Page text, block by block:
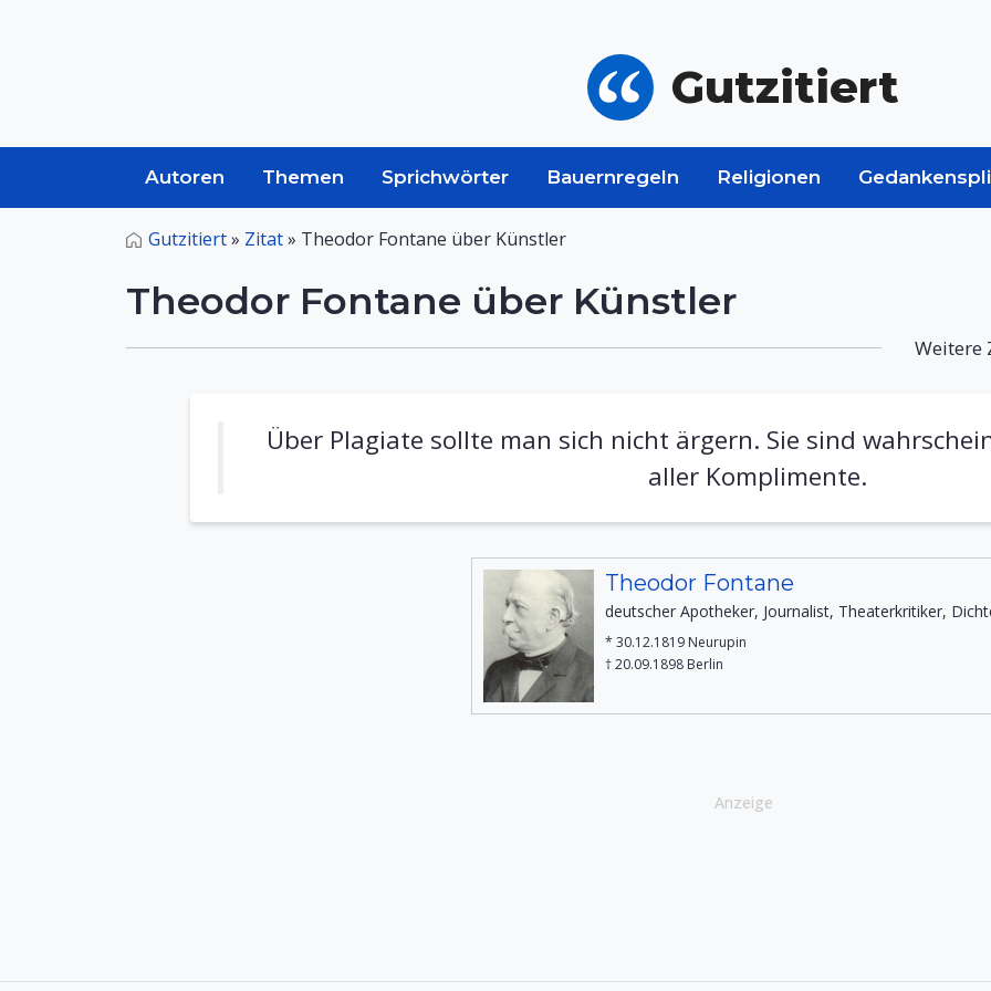
Gutzitiert
Autoren Themen Sprichwörter Bauernregeln Religionen
Gutzitiert» Zitat» Theodor Fontane über Künstler
Theodor Fontane über Künstler
Weitere
Über Plagiate sollte man sich nicht ärgern. Sie sind
aller Komplimente.
Theodor Fontane
deutscher Apotheker, Journalist, Theaterkritiker,
* 30.12.1819 Neurupin
† 20.09.1898 Berlin
Anzeige